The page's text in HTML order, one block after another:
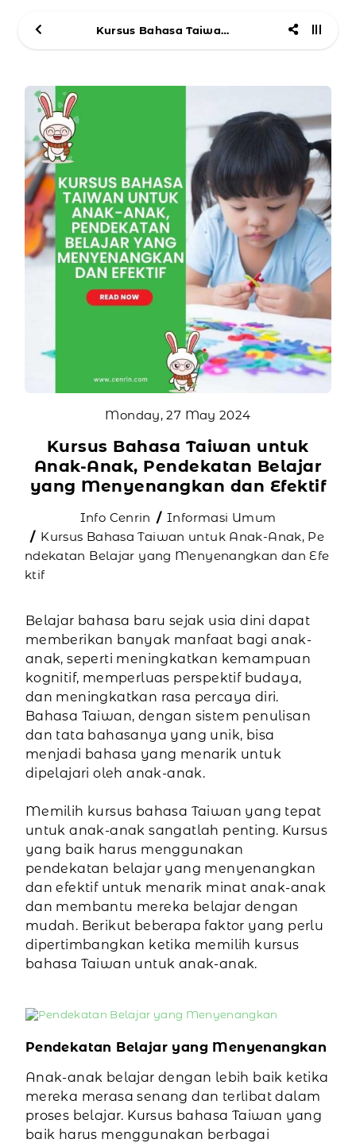
Kursus Bahasa Taiwan untuk Anak-Anak, Pendekatan Belajar yang Menyenangkan dan Efektif
Monday, 27 May 2024
Kursus Bahasa Taiwan untuk
Anak-Anak, Pendekatan Belajar
yang Menyenangkan dan Efektif
Info Cenrin
Informasi Umum
Kursus Bahasa Taiwan untuk Anak-Anak, Pe
ndekatan Belajar yang Menyenangkan dan Efe
ktif
Belajar bahasa baru sejak usia dini dapat
memberikan banyak manfaat bagi anak-
anak, seperti meningkatkan kemampuan
kognitif, memperluas perspektif budaya,
dan meningkatkan rasa percaya diri.
Bahasa Taiwan, dengan sistem penulisan
dan tata bahasanya yang unik, bisa
menjadi bahasa yang menarik untuk
dipelajari oleh anak-anak.
Memilih kursus bahasa Taiwan yang tepat
untuk anak-anak sangatlah penting. Kursus
yang baik harus menggunakan
pendekatan belajar yang menyenangkan
dan efektif untuk menarik minat anak-anak
dan membantu mereka belajar dengan
mudah. Berikut beberapa faktor yang perlu
dipertimbangkan ketika memilih kursus
bahasa Taiwan untuk anak-anak.
Pendekatan Belajar yang Menyenangkan
Anak-anak belajar dengan lebih baik ketika
mereka merasa senang dan terlibat dalam
proses belajar. Kursus bahasa Taiwan yang
baik harus menggunakan berbagai